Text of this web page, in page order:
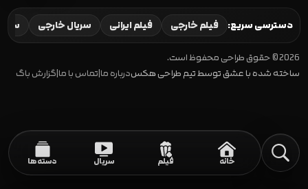
Eraser 2023
دسترسی سریع: فیلم خارجی فیلم ایرانی سریال خارجی
2026 © حقوق طراحی محفوظ است.
ساخته شده با عشق توسط تیم طراحی هکسدرباره ما|تماس با ما|گزارش باگ
خانه فیلم سریال دسته‌ها